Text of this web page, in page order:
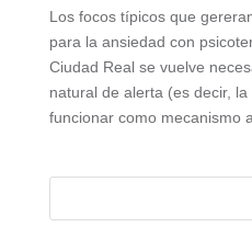
Los focos típicos que
para la ansiedad con
Ciudad Real se vuelve
natural de alerta (es decir,
funcionar como mecanismo